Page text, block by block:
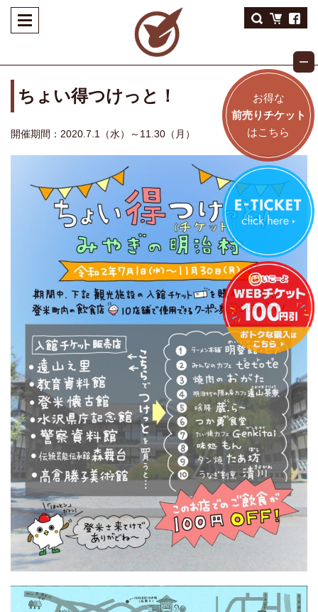
ちょい得つけっと！
開催期間：2020.7.1（水）～11.30（月）
お得な
前売りチケット
はこちら